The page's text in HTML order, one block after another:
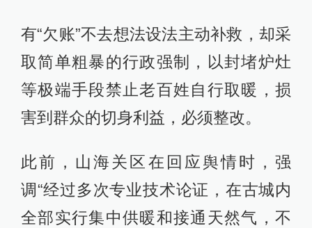
有“欠账”不去想法设法主动补救，却采
取简单粗暴的行政强制，以封堵炉灶
等极端手段禁止老百姓自行取暖，损
害到群众的切身利益，必须整改。
此前，山海关区在回应舆情时，强
调“经过多次专业技术论证，在古城内
全部实行集中供暖和接通天然气，不